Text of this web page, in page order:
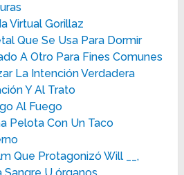
Virtual Gorillaz
Que Se Usa Para Dormir
A Otro Para Fines Comunes
La Intención Verdadera
Y Al Trato
Al Fuego
Pelota Con Un Taco
Que Protagonizó Will __,